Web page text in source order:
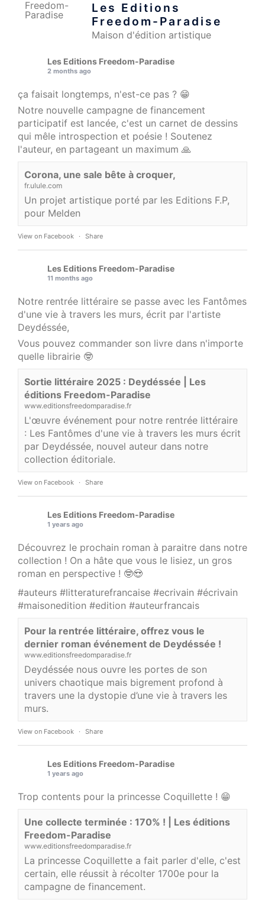
Les Editions
Freedom-Paradise
Maison d'édition artistique
Les Editions Freedom-Paradise
2 months ago
ça faisait longtemps, n'est-ce pas ? 😁
Notre nouvelle campagne de financement
participatif est lancée, c'est un carnet de dessins
qui mêle introspection et poésie ! Soutenez
l'auteur, en partageant un maximum 🙏
Corona, une sale bête à croquer,
fr.ulule.com
Un projet artistique porté par les Editions F.P,
pour Melden
View on Facebook · Share
Les Editions Freedom-Paradise
11 months ago
Notre rentrée littéraire se passe avec les Fantômes
d'une vie à travers les murs, écrit par l'artiste
Deydéssée,
Vous pouvez commander son livre dans n'importe
quelle librairie 🤓
Sortie littéraire 2025 : Deydéssée | Les
éditions Freedom-Paradise
www.editionsfreedomparadise.fr
L'œuvre événement pour notre rentrée littéraire
: Les Fantômes d'une vie à travers les murs écrit
par Deydéssée, nouvel auteur dans notre
collection éditoriale.
View on Facebook · Share
Les Editions Freedom-Paradise
1 years ago
Découvrez le prochain roman à paraitre dans notre
collection ! On a hâte que vous le lisiez, un gros
roman en perspective ! 🤓😍
#auteurs #litteraturefrancaise #ecrivain #écrivain
#maisonedition #edition #auteurfrancais
Pour la rentrée littéraire, offrez vous le
dernier roman événement de Deydéssée !
www.editionsfreedomparadise.fr
Deydéssée nous ouvre les portes de son
univers chaotique mais bigrement profond à
travers une la dystopie d’une vie à travers les
murs.
View on Facebook · Share
Les Editions Freedom-Paradise
1 years ago
Trop contents pour la princesse Coquillette ! 😁
Une collecte terminée : 170% ! | Les éditions
Freedom-Paradise
www.editionsfreedomparadise.fr
La princesse Coquillette a fait parler d'elle, c'est
certain, elle réussit à récolter 1700e pour la
campagne de financement.